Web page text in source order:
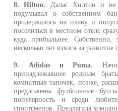
8. Hilton. Далас Хилтон и не
подумывал о собственном
продержалось на плаву и
поселиться в местном отеле
куда прибыльнее.
несколько лет взялся за
9. Adidas и Puma.
принадлежавшее родным
комнатных тапочек, позже,
предложены футбольные
популярность и среди
спортсменов. Предлагала